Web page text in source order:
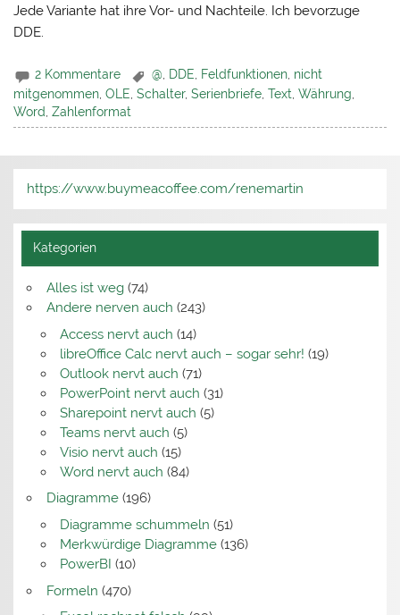
Jede Variante hat ihre Vor- und Nachteile. Ich bevorzuge
DDE.
2 Kommentare @, DDE, Feldfunktionen, nicht
mitgenommen ,OLE ,Schalter,Serienbriefe ,Text ,Währung
Word ,Zahlenformat
https://www.buymeacoffee.com/renemartin
Kategorien
Alles ist weg(74)
Andere nerven auch (243)
Access nervt auch (14)
libreOffice Calc nervt auch – sogar sehr! (19)
Outlook nervt auch (71)
PowerPoint nervt auch (31)
Sharepoint nervt auch (5)
Teams nervt auch (5)
Visio nervt auch (15)
Word nervt auch (84)
Diagramme(196)
Diagramme schummeln (51)
Merkwürdige Diagramme(136)
PowerBI (10)
Formeln (470)